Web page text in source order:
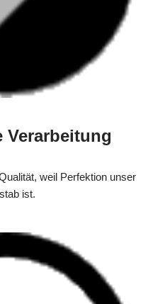
Verarbeitung
weil Perfektion unser
ist.